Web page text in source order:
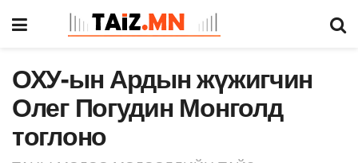
ОХУ-ын Ардын жүжигчин
Олег Погудин Монголд
тоглоно